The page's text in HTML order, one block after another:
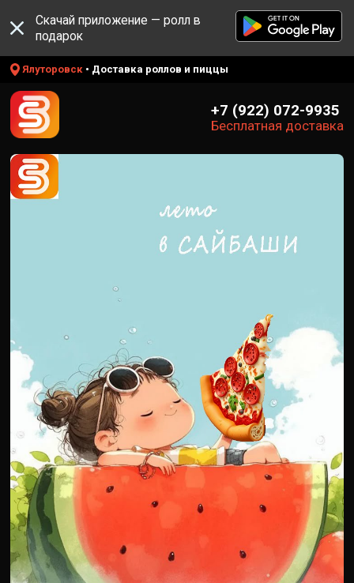
Скачай приложение — ролл в
подарок
Ялуторовск • Доставка роллов и пиццы
+7 (922) 072-9935
Бесплатная доставка